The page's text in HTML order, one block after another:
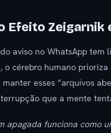
Efeito Zeigarnik
aviso no WhatsApp
o cérebro humano
esses “arquivos
que a mente
apagada funciona como